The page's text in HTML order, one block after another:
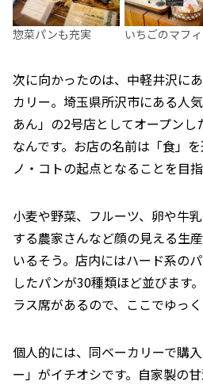
惣菜パンも充実 いちごのマフ
次に向かったのは、中軽井沢に
カリー。埼玉県所沢市にある人
あん」の2号店としてオープンし
なんです。お店の名前は「食」
ノ・コトの起点となることを目
小麦や野菜、フルーツ、卵や牛
する農家さんなど顔の見える生
いるそう。店内にはハード系の
したパンが30種類ほど並びます
ラス席があるので、ここでゆっ
個人的には、同ベーカリーで購
ー」がイチオシです。自家製の